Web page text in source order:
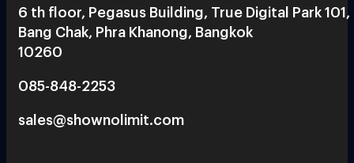
6 th floor, Pegasus Building, True Digital Park 101,
Bang Chak, Phra Khanong, Bangkok
10260
085-848-2253
sales@shownolimit.com